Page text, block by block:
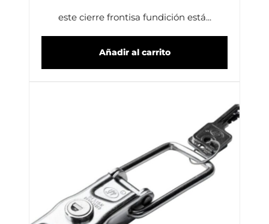
este cierre frontisa fundición está...
Añadir al carrito